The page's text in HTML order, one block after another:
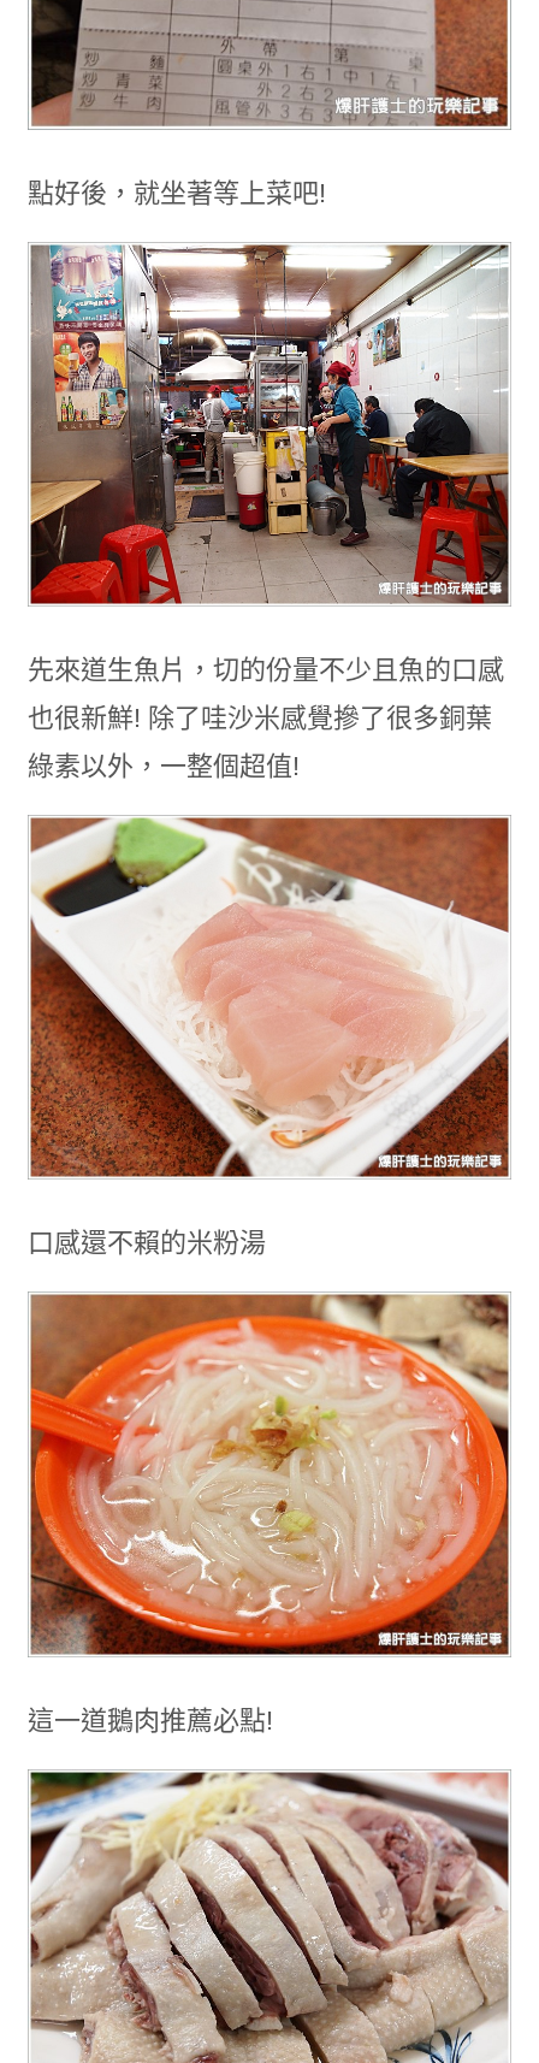
點好後，就坐著等上菜吧!
先來道生魚片，切的份量不少且魚的口感
也很新鮮! 除了哇沙米感覺摻了很多銅葉
綠素以外，一整個超值!
口感還不賴的米粉湯
這一道鵝肉推薦必點!